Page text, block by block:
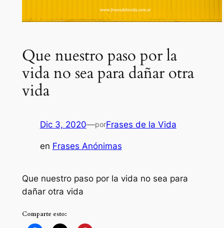
Que nuestro paso por la
vida no sea para dañar otra
vida
Dic 3, 2020—porFrases de la Vida
en Frases Anónimas
Que nuestro paso por la vida no sea para
dañar otra vida
Comparte esto: